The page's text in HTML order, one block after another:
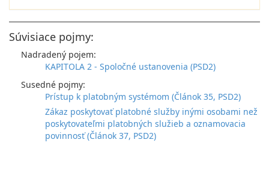
Súvisiace pojmy:
Nadradený pojem:
KAPITOLA 2 - Spoločné ustanovenia (PSD2)
Susedné pojmy:
Prístup k platobným systémom (Článok 35, PSD2)
Zákaz poskytovať platobné služby inými osobami než
poskytovateľmi platobných služieb a oznamovacia
povinnosť (Článok 37, PSD2)